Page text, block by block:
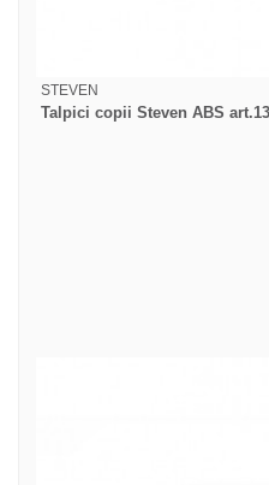
STEVEN
Talpici copii Steven ABS